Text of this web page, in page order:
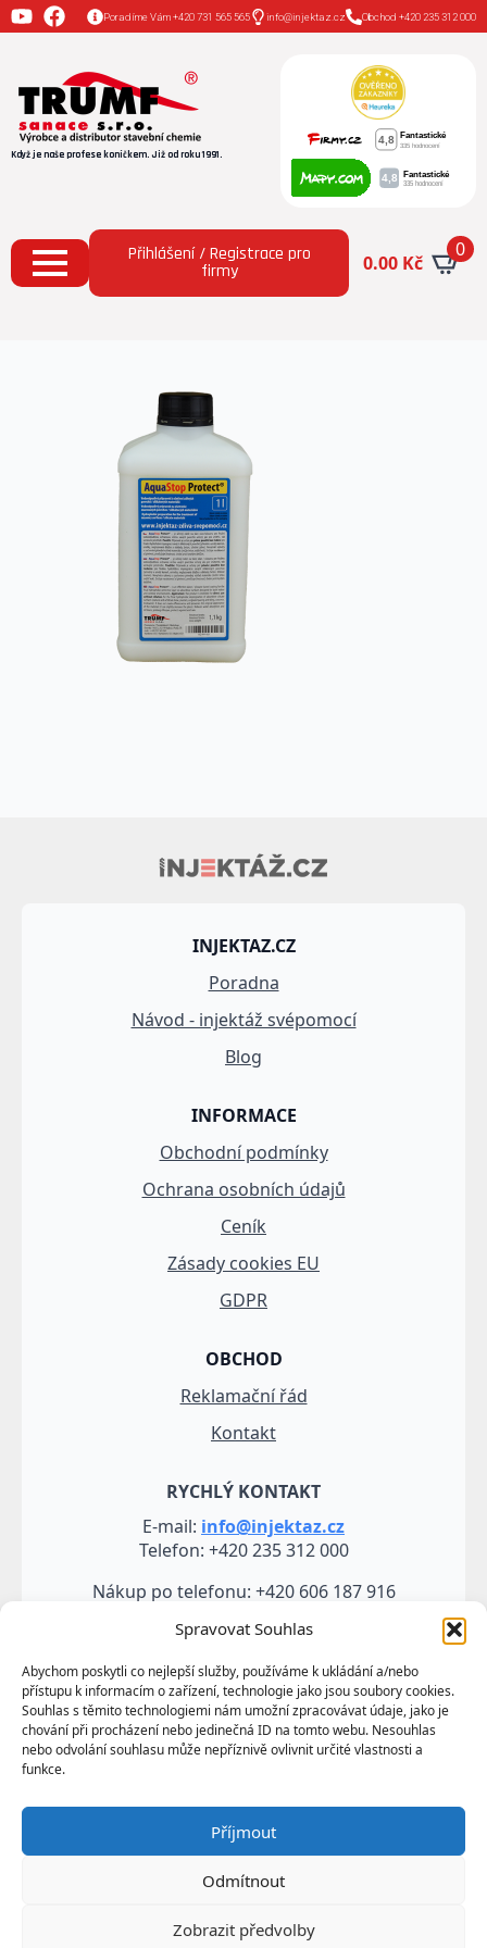
Spravovat Souhlas
Abychom poskytli co nejlepší služby, používáme k ukládání a/nebo
přístupu k informacím o zařízení, technologie jako jsou soubory cookies.
Souhlas s těmito technologiemi nám umožní zpracovávat údaje, jako je
chování při procházení nebo jedinečná ID na tomto webu. Nesouhlas
nebo odvolání souhlasu může nepříznivě ovlivnit určité vlastnosti a
funkce.
Příjmout
Odmítnout
Zobrazit předvolby
Poradíme Vám +420 731 565 565 info@injektaz.cz Obchod +420 235 312 000
Když je naše profese koníčkem. Již od roku 1991.
Přihlášení / Registrace pro
firmy 0.00 Kč
0
INJEKTAZ.CZ
Poradna
Návod - injektáž svépomocí
Blog
INFORMACE
Obchodní podmínky
Ochrana osobních údajů
Ceník
Zásady cookies EU
GDPR
OBCHOD
Reklamační řád
Kontakt
RYCHLÝ KONTAKT
E-mail: info@injektaz.cz
Telefon: +420 235 312 000
Nákup po telefonu: +420 606 187 916
Veškeré údaje, zejména texty a fotografie uvedené na
těchto webových stránkách jsou výtvorem a
vlastnictvím společnosti TRUMF sanace s.r.o.
představují její know-how a jako takové požívají
upravujících duševní vlastnictví.